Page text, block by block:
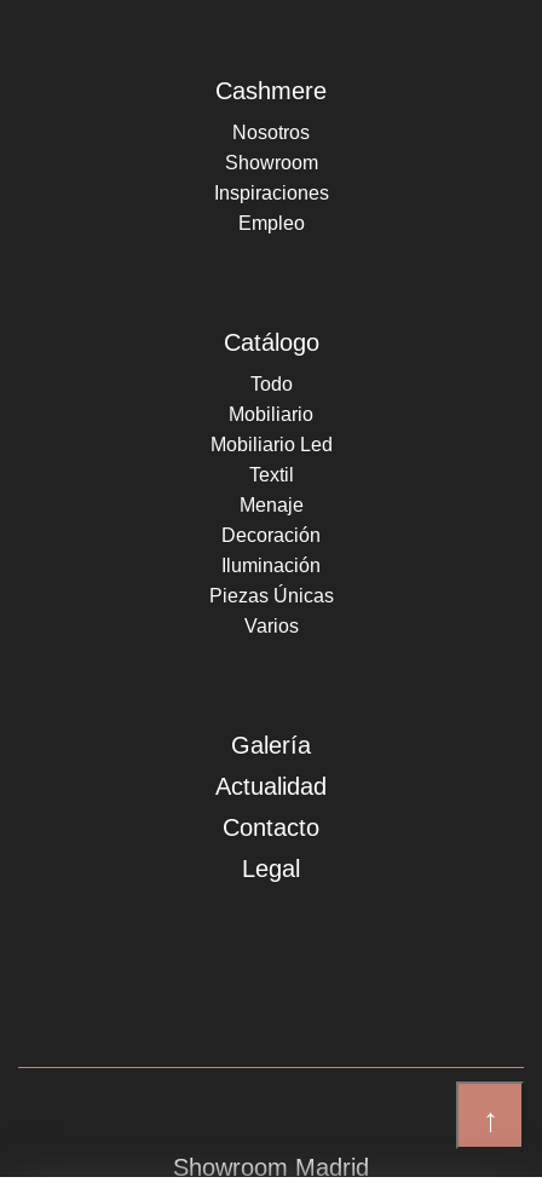
↑
Cashmere
Nosotros
Showroom
Inspiraciones
Empleo
Catálogo
Todo
Mobiliario
Mobiliario Led
Textil
Menaje
Decoración
Iluminación
Piezas Únicas
Varios
Galería
Actualidad
Contacto
Legal
Showroom Madrid